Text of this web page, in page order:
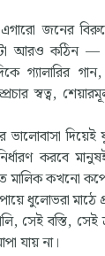
জনের
আরও কঠিন —
গ্যালারির গান,
স্বত্ব,
ভালোবাসা
করবে
মালিক কখনো
ধুলোভরা মাঠে
সেই বস্তি, সেই
যায় না।